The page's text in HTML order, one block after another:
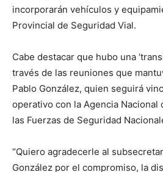
incorporarán vehículos y
Provincial de Seguridad Vial.
Cabe destacar que hubo una
través de las reuniones que
Pablo González, quien seguirá
operativo con la Agencia Nacional
las Fuerzas de Seguridad
“Quiero agradecerle al
González por el compromiso, la